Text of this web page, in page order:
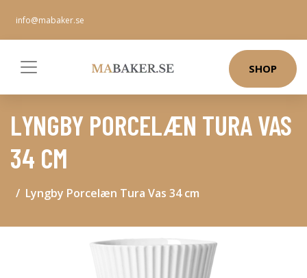
info@mabaker.se
SHOP
LYNGBY PORCELÆN TURA VAS
34 CM
Lyngby Porcelæn Tura Vas 34 cm